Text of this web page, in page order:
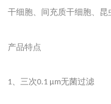
干细胞、间充质干细胞、昆
产品特点
1、三次0.1 μm无菌过滤